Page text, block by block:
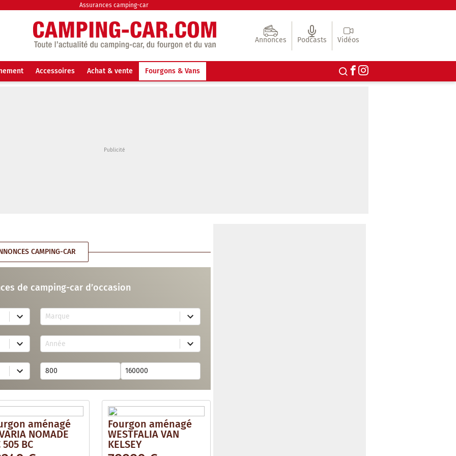
Assurances camping-car
Annonces Podcasts Vidéos
Accessoires Achat & vente Fourgons & Vans
CAMPING-CAR
de camping-car d’occasion
Marque
7
r
t
a
i
a
b
l
Année
2
r
e
t
s
a
v
a
i
l
aménagé
NOMADE
505 BC
Fourgon aménagé
WESTFALIA VAN
KELSEY